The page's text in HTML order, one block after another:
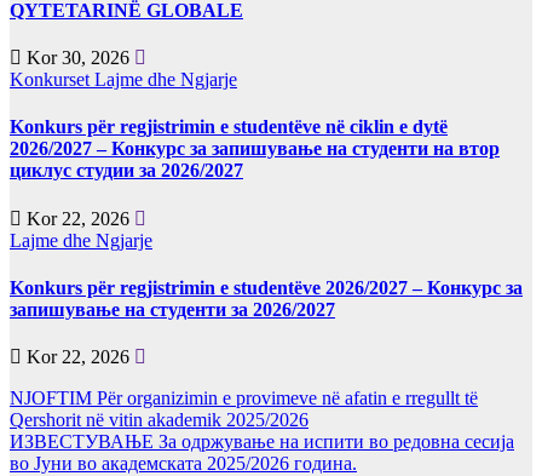
QYTETARINË GLOBALE
Kor 30, 2026
Konkurset Lajme dhe Ngjarje
Konkurs për regjistrimin e studentëve në ciklin e dytë
2026/2027 – Конкурс за запишување на студенти на втор
циклус студии за 2026/2027
Kor 22, 2026
Lajme dhe Ngjarje
Konkurs për regjistrimin e studentëve 2026/2027 – Конкурс за
запишување на студенти за 2026/2027
Kor 22, 2026
NJOFTIM Për organizimin e provimeve në afatin e rregullt të
Qershorit në vitin akademik 2025/2026
ИЗВЕСТУВАЊЕ За одржување на испити во редовна сесија
во Јуни во академската 2025/2026 година.